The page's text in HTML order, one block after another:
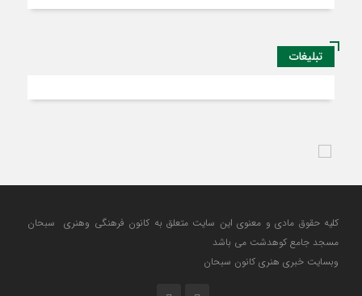
تبلیغات
کلیه حقوق مادی و معنوی این سایت متعلق به کانون فرهنگی وهنری سبحان
مسجد جامع کوهدشت می باشد
وبسایت خبری هنری کانون سبحان